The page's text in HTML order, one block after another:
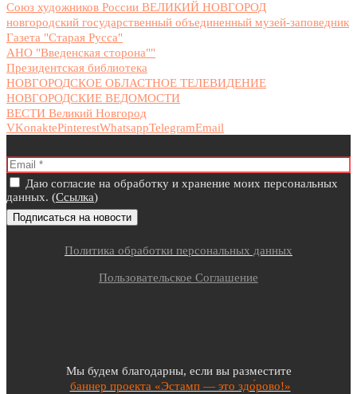
Союз художников России ВЕЛИКИЙ НОВГОРОД
новгородский государственный объединенный музей-заповедник
Газета "Старая Русса"
АНО "Введенская сторона""
Президентская библиотека
НОВГОРОДСКОЕ ОБЛАСТНОЕ ТЕЛЕВИДЕНИЕ
НОВГОРОДСКИЕ ВЕДОМОСТИ
ВЕСТИ Великий Новгород
VKonaktePinterestWhatsappTelegramEmail
Даю согласие на обработку и хранение моих персональных
данных. (Ссылка)
Политика обработки персональных данных
Пользовательское Соглашение
Мы будем благодарны, если вы разместите
баннер проекта «Эстамп — это здо́рово!»